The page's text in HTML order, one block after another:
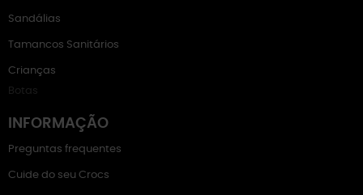
Sandálias
Tamancos Sanitários
Crianças
Botas
INFORMAÇÃO
Preguntas frequentes
Cuide do seu Crocs